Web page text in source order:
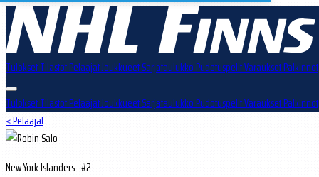
TuloksetTilastotPelaajatJoukkueetSarjataulukkoPudotuspelitVarauksetPalkinnot
TuloksetTilastotPelaajatJoukkueetSarjataulukkoPudotuspelitVarauksetPalkinnot
< Pelaajat
New York Islanders · #2